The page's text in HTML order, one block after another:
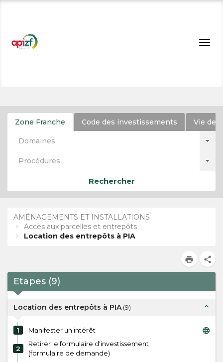
Zone Franche Code des investissements Vie de
Domaines
Procédures
Rechercher
AMÉNAGEMENTS ET INSTALLATIONS
Accès aux parcelles et entrepôts
Location des entrepôts à PIA
print share
Etapes (9)
Location des entrepôts à PIA (9) expand_less
1 Manifester un intérêt language
2
Retirer le formulaire d'investissement
(formulaire de demande)